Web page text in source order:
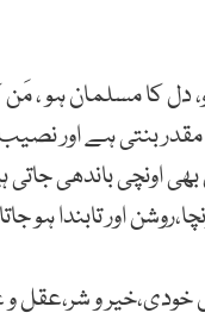
دل کا مسلمان ہو ،
بنتی ہے اور نصیب
اونچی باندھی جاتی
اور تابندا ہو
و شر،عقل و